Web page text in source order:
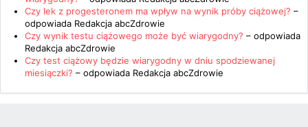
Czy lek z progesteronem ma wpływ na wynik próby ciążowej? –
odpowiada Redakcja abcZdrowie
Czy wynik testu ciążowego może być wiarygodny? – odpowiada
Redakcja abcZdrowie
Czy test ciążowy będzie wiarygodny w dniu spodziewanej
miesiączki? – odpowiada Redakcja abcZdrowie